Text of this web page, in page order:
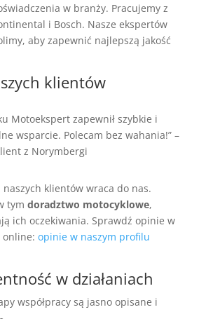
w branży. Pracujemy z
i Bosch. Nasze ekspertów
aby zapewnić najlepszą jakość
klientów
Motoekspert zapewnił szybkie i
wsparcie. Polecam bez wahania!” –
z Norymbergi
naszych klientów wraca do nas.
tym doradztwo motocyklowe,
ich oczekiwania. Sprawdź opinie w
online: opinie w naszym profilu
w działaniach
współpracy są jasno opisane i